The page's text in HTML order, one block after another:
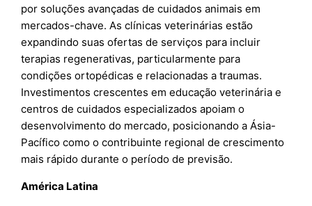
por soluções avançadas de cuidados animais em
mercados-chave. As clínicas veterinárias estão
expandindo suas ofertas de serviços para incluir
terapias regenerativas, particularmente para
condições ortopédicas e relacionadas a traumas.
Investimentos crescentes em educação veterinária e
centros de cuidados especializados apoiam o
desenvolvimento do mercado, posicionando a Ásia-
Pacífico como o contribuinte regional de crescimento
mais rápido durante o período de previsão.
América Latina